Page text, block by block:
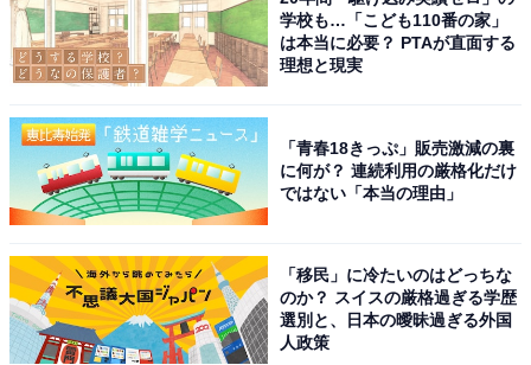
学校も…「こども110番の家」
は本当に必要？ PTAが直面する
理想と現実
「青春18きっぷ」販売激減の裏
に何が？ 連続利用の厳格化だけ
ではない「本当の理由」
「移民」に冷たいのはどっちな
のか？ スイスの厳格過ぎる学歴
選別と、日本の曖昧過ぎる外国
人政策